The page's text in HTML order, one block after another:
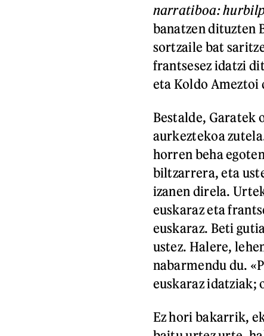
narratiboa:
banatzen dituzten
sortzaile bat
frantsesez idatzi
eta Koldo
Bestalde, Garatek
aurkeztekoa
horren beha
biltzarrera, eta
izanen direla.
euskaraz eta
euskaraz. Beti
ustez. Halere,
nabarmendu du.
euskaraz idatziak;
Ez hori bakarrik,